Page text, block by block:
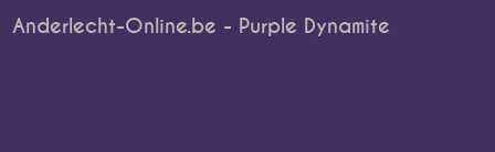
Anderlecht-Online.be - Purple Dynamite